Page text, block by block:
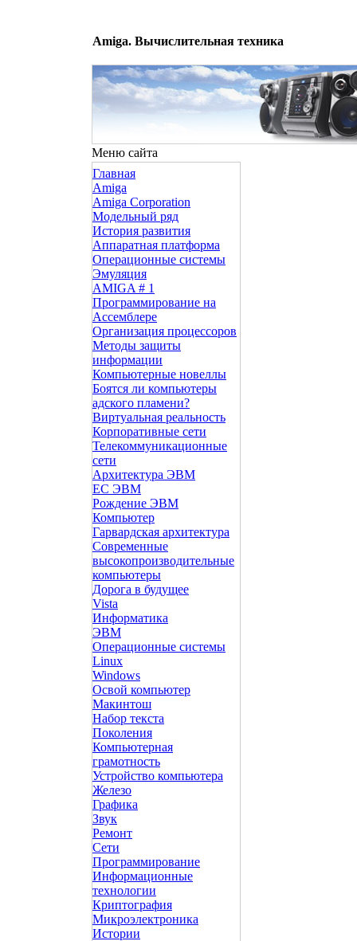
Amiga. Вычислительная техника
Меню сайта
Главная
Amiga
Amiga Corporation
Модельный ряд
История развития
Аппаратная платформа
Операционные системы
Эмуляция
AMIGA # 1
Программирование на
Ассемблере
Организация процессоров
Методы защиты
информации
Компьютерные новеллы
Боятся ли компьютеры
адского пламени?
Виртуальная реальность
Корпоративные сети
Телекоммуникационные
сети
Архитектура ЭВМ
ЕС ЭВМ
Рождение ЭВМ
Компьютер
Гарвардская архитектура
Современные
высокопроизводительные
компьютеры
Дорога в будущее
Vista
Инфоpматика
ЭВМ
Операционные системы
Linux
Windows
Освой компьютер
Макинтош
Набор текста
Поколения
Компьютерная
грамотность
Устройство компьютера
Железо
Графика
Звук
Ремонт
Сети
Программирование
Информационные
технологии
Криптография
Микроэлектроника
Истории